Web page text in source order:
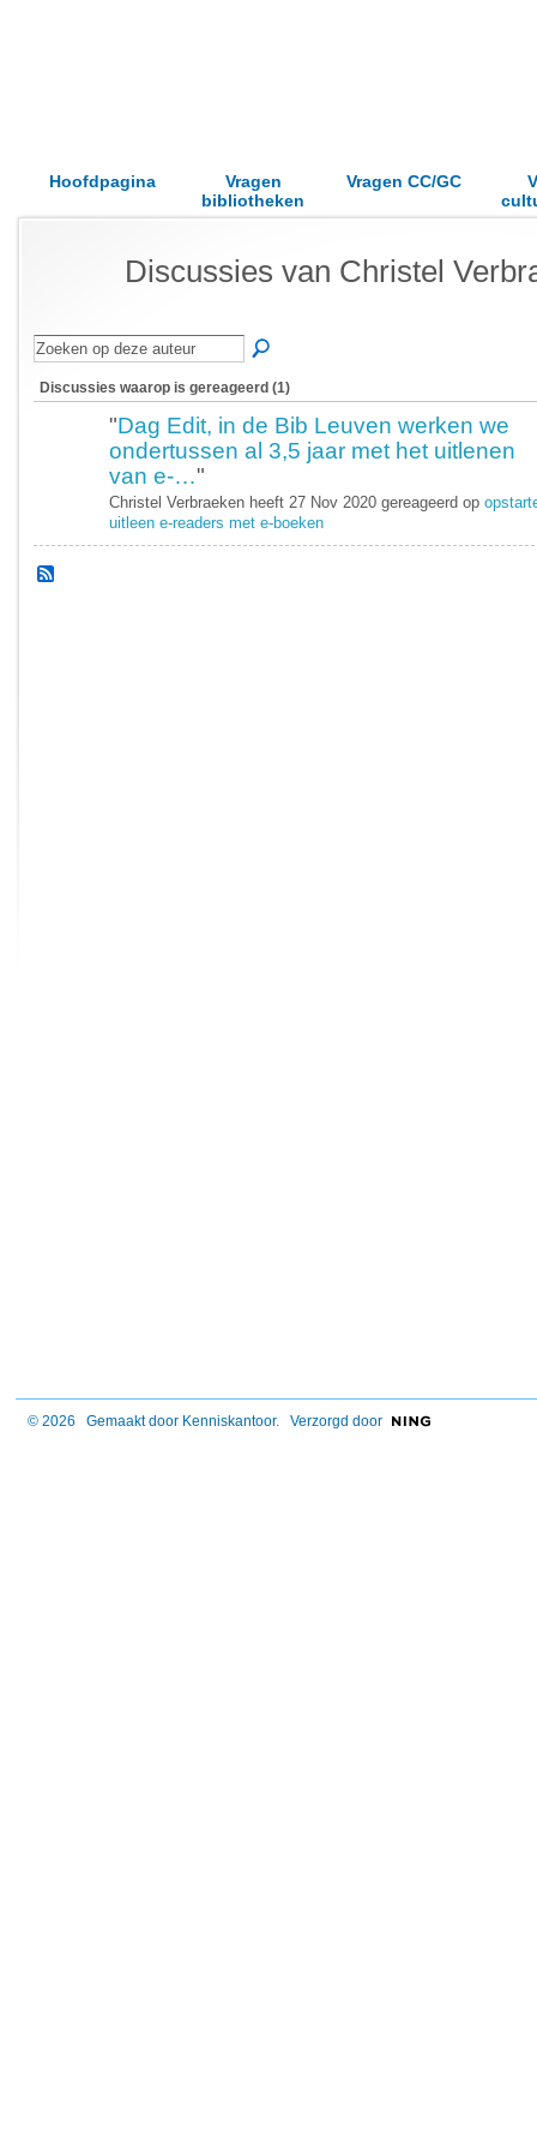
Hoofdpagina
Vragen
bibliotheken
Vragen CC/GC
Discussies van Christel
Discussies waarop is gereageerd (1)
"Dag Edit, in de Bib Leuven werken we
ondertussen al 3,5 jaar met het uitlenen
van e-…"
Christel Verbraeken heeft 27 Nov 2020 gereageerd op
uitleen e-readers met e-boeken
© 2026 Gemaakt door Kenniskantoor. Verzorgd door